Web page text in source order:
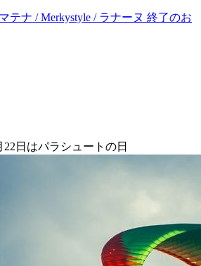
テナ / Merkystyle / ラナーヌ 終了のお
22日はパラシュートの日